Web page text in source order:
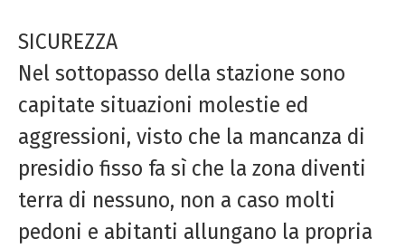
SICUREZZA
Nel sottopasso della stazione sono
capitate situazioni molestie ed
aggressioni, visto che la mancanza di
presidio fisso fa sì che la zona diventi
terra di nessuno, non a caso molti
pedoni e abitanti allungano la propria